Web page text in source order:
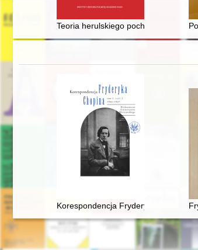
Teoria herulskiego pochodzenia
Korespondencja Fryderyka Chopina.